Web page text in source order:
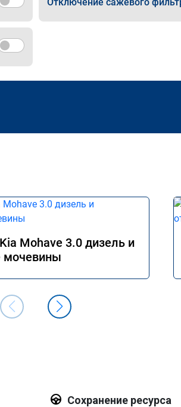
Mohave 3.0 дизель и
мочевины
Сохранение ресурса